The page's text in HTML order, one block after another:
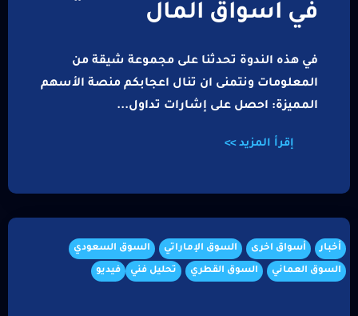
في اسواق المال
في هذه الندوة تحدثنا على مجموعة شيقة من
المعلومات ونتمنى ان تنال اعجابكم منصة الأسهم
المميزة: احصل على إشارات تداول...
إقرأ المزيد >>
أخبار أسواق اخرى السوق الإماراتي السوق السعودي
السوق العماني السوق القطري تحليل فني فيديو